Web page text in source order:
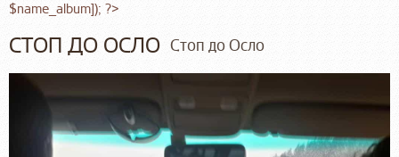
$name_album]); ?>
СТОП ДО ОСЛО Стоп до Осло